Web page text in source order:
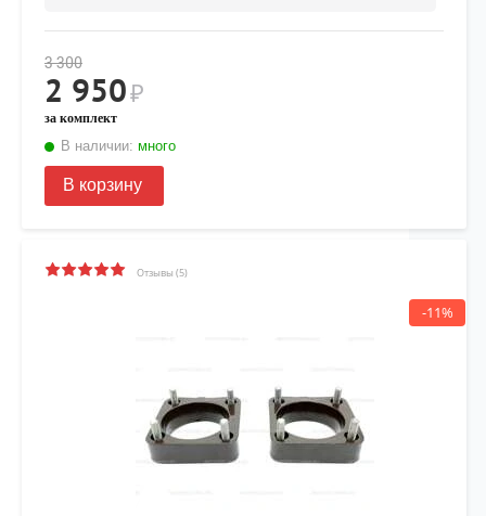
3 300
2 950₽
за комплект
В наличии: много
В корзину
Отзывы (5)
-11%